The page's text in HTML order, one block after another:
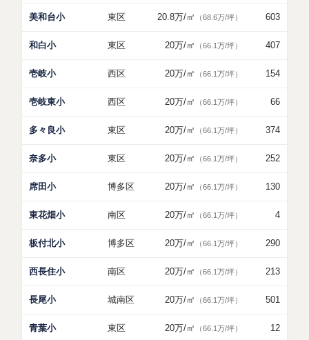
美和台小 東区 20.8万/㎡ （68.6万/坪） 603
和白小 東区 20万/㎡ （66.1万/坪） 407
壱岐小 西区 20万/㎡ （66.1万/坪） 154
壱岐東小 西区 20万/㎡ （66.1万/坪） 66
多々良小 東区 20万/㎡ （66.1万/坪） 374
奈多小 東区 20万/㎡ （66.1万/坪） 252
席田小 博多区 20万/㎡ （66.1万/坪） 130
東花畑小 南区 20万/㎡ （66.1万/坪） 4
板付北小 博多区 20万/㎡ （66.1万/坪） 290
西長住小 南区 20万/㎡ （66.1万/坪） 213
長尾小 城南区 20万/㎡ （66.1万/坪） 501
青葉小 東区 20万/㎡ （66.1万/坪） 12